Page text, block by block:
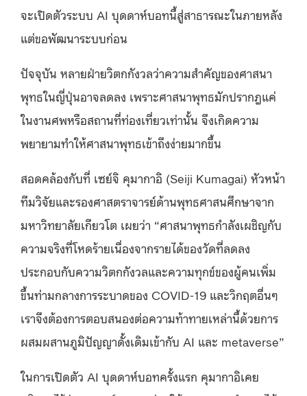
จะเปิดตัวระบบ AI บุดดาห์บอทนี้สู่สาธารณะในภายหลัง
แต่ขอพัฒนาระบบก่อน
ปัจจุบัน หลายฝ่ายวิตกกังวลว่าความสำคัญของศาสนา
พุทธในญี่ปุ่นอาจลดลง เพราะศาสนาพุทธมักปรากฎแค่
ในงานศพหรือสถานที่ท่องเที่ยวเท่านั้น จึงเกิดความ
พยายามทำให้ศาสนาพุทธเข้าถึงง่ายมากขึ้น
สอดคล้องกับที่ เซย์จิ คุมากาอิ (Seiji Kumagai) หัวหน้า
ทีมวิจัยและรองศาสตราจารย์ด้านพุทธศาสนศึกษาจาก
มหาวิทยาลัยเกียวโต เผยว่า “ศาสนาพุทธกำลังเผชิญกับ
ความจริงที่โหดร้ายเนื่องจากรายได้ของวัดที่ลดลง
ประกอบกับความวิตกกังวลและความทุกข์ของผู้คนเพิ่ม
ขึ้นท่ามกลางการระบาดของ COVID-19 และวิกฤตอื่นๆ
เราจึงต้องการตอบสนองต่อความท้าทายเหล่านี้ด้วยการ
ผสมผสานภูมิปัญญาดั้งเดิมเข้ากับ AI และ metaverse”
ในการเปิดตัว AI บุดดาห์บอทครั้งแรก คุมากาอิเคย